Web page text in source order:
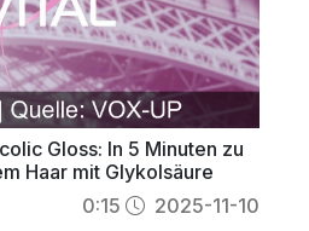
Gloss: In 5 Minuten zu
Haar mit Glykolsäure
0:15 2025-11-10